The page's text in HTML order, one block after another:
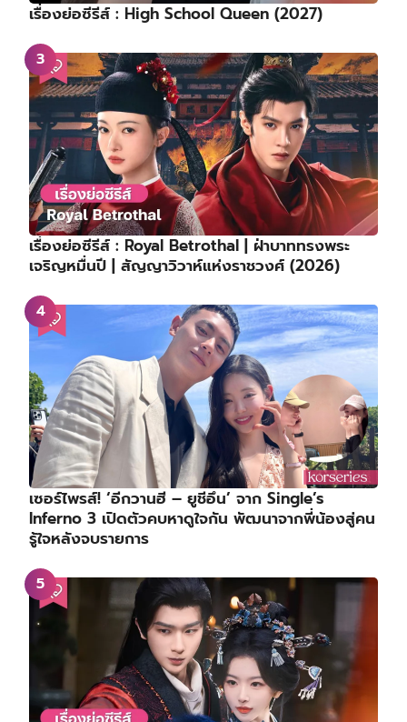
เรื่องย่อซีรีส์ : High School Queen (2027)
เรื่องย่อซีรีส์ : Royal Betrothal | ฝ่าบาททรงพระ
เจริญหมื่นปี | สัญญาวิวาห์แห่งราชวงศ์ (2026)
เซอร์ไพรส์! ‘อีกวานฮี – ยูชีอึน’ จาก Single’s
Inferno 3 เปิดตัวคบหาดูใจกัน พัฒนาจากพี่น้องสู่คน
รู้ใจหลังจบรายการ